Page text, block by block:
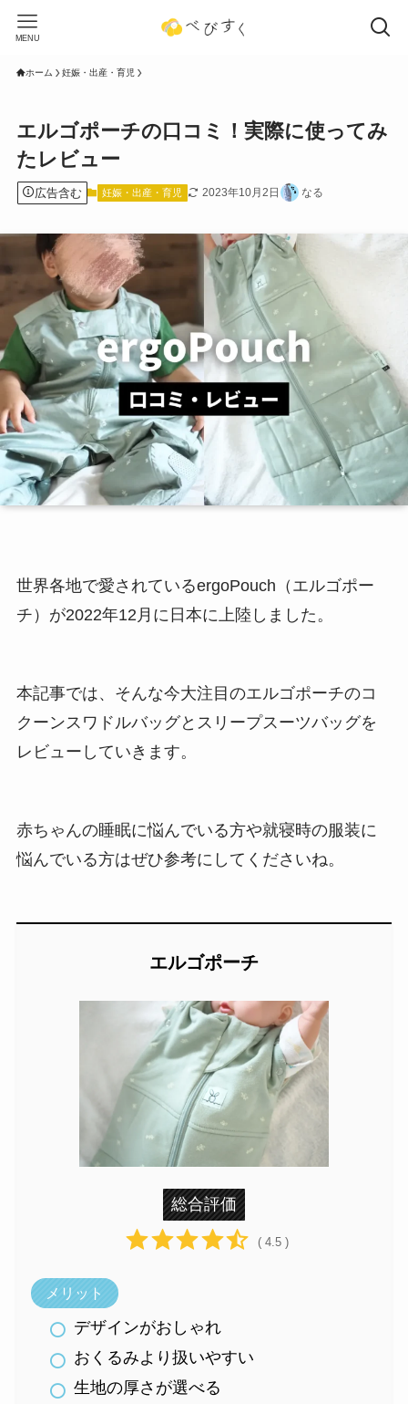
MENU
ホーム 妊娠・出産・育児
エルゴポーチの口コミ！実際に使ってみ
たレビュー
広告含む 妊娠・出産・育児 2023年10月2日 なる
世界各地で愛されているergoPouch（エルゴポー
チ）が2022年12月に日本に上陸しました。
本記事では、そんな今大注目のエルゴポーチのコ
クーンスワドルバッグとスリープスーツバッグを
レビューしていきます。
赤ちゃんの睡眠に悩んでいる方や就寝時の服装に
悩んでいる方はぜひ参考にしてくださいね。
エルゴポーチ
総合評価
( 4.5 )
メリット
デザインがおしゃれ
おくるみより扱いやすい
生地の厚さが選べる